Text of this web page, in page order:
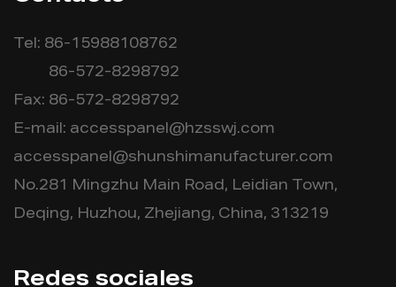
Tel: 86-15988108762
86-572-8298792
Fax: 86-572-8298792
E-mail: accesspanel@hzsswj.com
accesspanel@shunshimanufacturer.com
No.281 Mingzhu Main Road, Leidian Town,
Deqing, Huzhou, Zhejiang, China, 313219
Redes sociales